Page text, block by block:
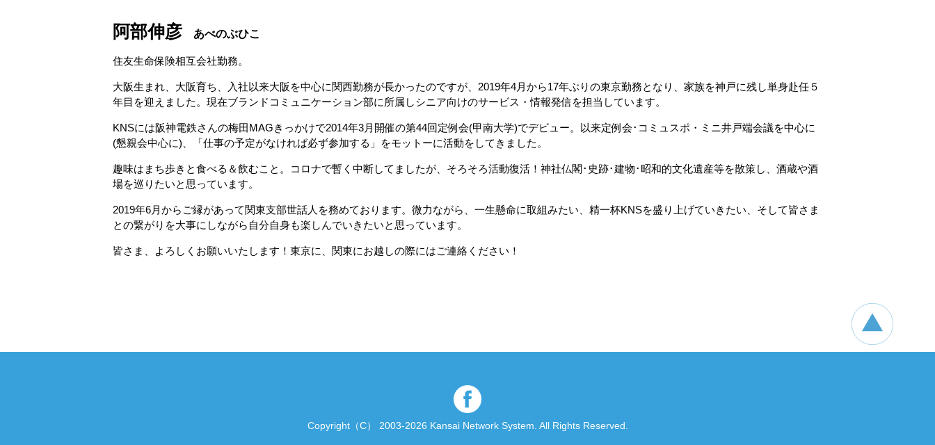
阿部伸彦 あべのぶひこ
住友生命保険相互会社勤務。
大阪生まれ、大阪育ち、入社以来大阪を中心に関西勤務が長かったのですが、2019年4月から17年ぶりの東京勤務となり、家族を神戸に残し単身赴任５
年目を迎えました。現在ブランドコミュニケーション部に所属しシニア向けのサービス・情報発信を担当しています。
KNSには阪神電鉄さんの梅田MAGきっかけで2014年3月開催の第44回定例会(甲南大学)でデビュー。以来定例会･コミュスポ・ミニ井戸端会議を中心に
(懇親会中心に)、「仕事の予定がなければ必ず参加する」をモットーに活動をしてきました。
趣味はまち歩きと食べる＆飲むこと。コロナで暫く中断してましたが、そろそろ活動復活！神社仏閣･史跡･建物･昭和的文化遺産等を散策し、酒蔵や酒
場を巡りたいと思っています。
2019年6月からご縁があって関東支部世話人を務めております。微力ながら、一生懸命に取組みたい、精一杯KNSを盛り上げていきたい、そして皆さま
との繋がりを大事にしながら自分自身も楽しんでいきたいと思っています。
皆さま、よろしくお願いいたします！東京に、関東にお越しの際にはご連絡ください！
Copyright（C） 2003-2026 Kansai Network System. All Rights Reserved.